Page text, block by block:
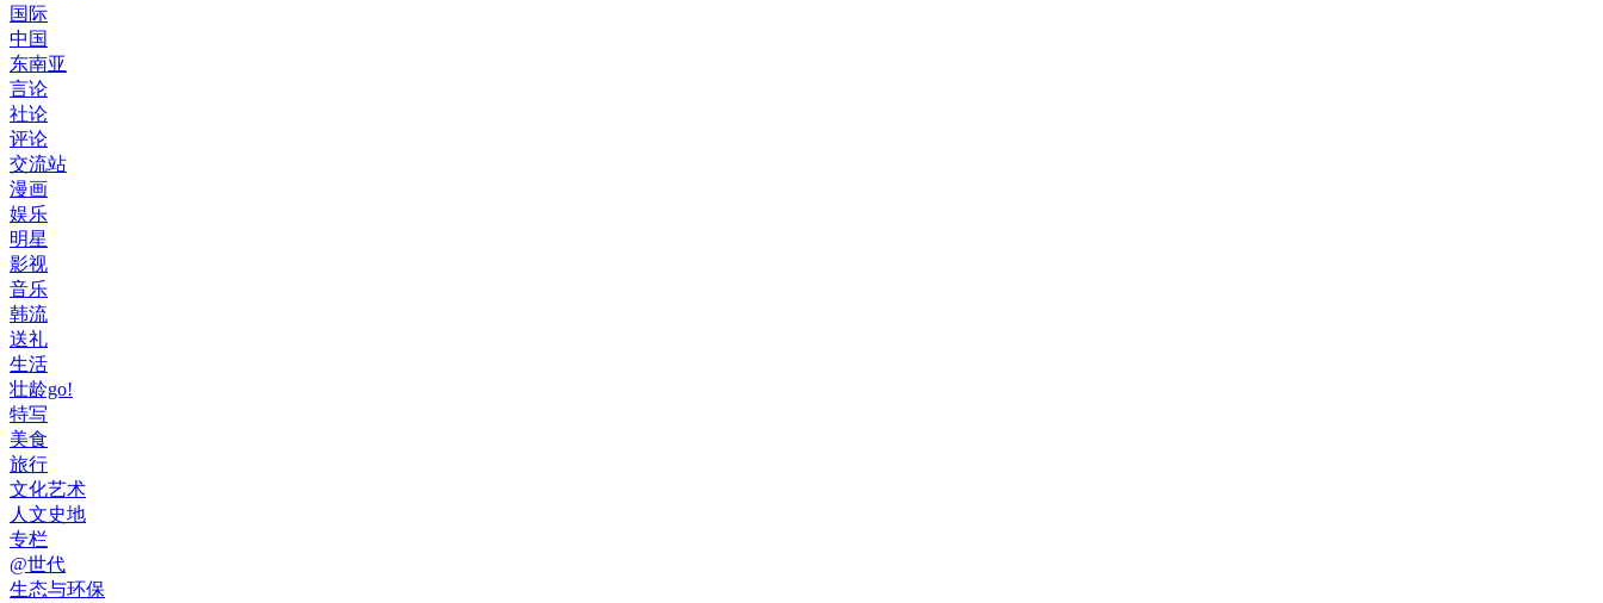
国际
中国
东南亚
言论
社论
评论
交流站
漫画
娱乐
明星
影视
音乐
韩流
送礼
生活
壮龄go!
特写
美食
旅行
文化艺术
人文史地
专栏
@世代
生态与环保